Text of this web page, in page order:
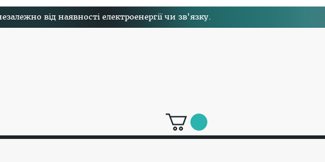
від наявності електроенергії чи зв'язку.